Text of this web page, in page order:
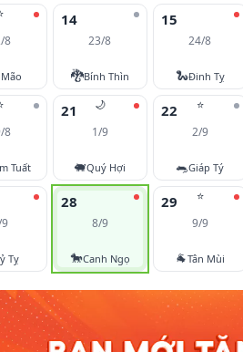
8
14
23/8
🐉Bính Thìn
15
24/8
🐍Đinh Tỵ
8
Tuất
🌙
21
1/9
🐖Quý Hợi
⭐
22
2/9
🐀Giáp Tý
Tỵ
28
8/9
🐎Canh Ngọ
⭐
29
9/9
🐐Tân Mùi